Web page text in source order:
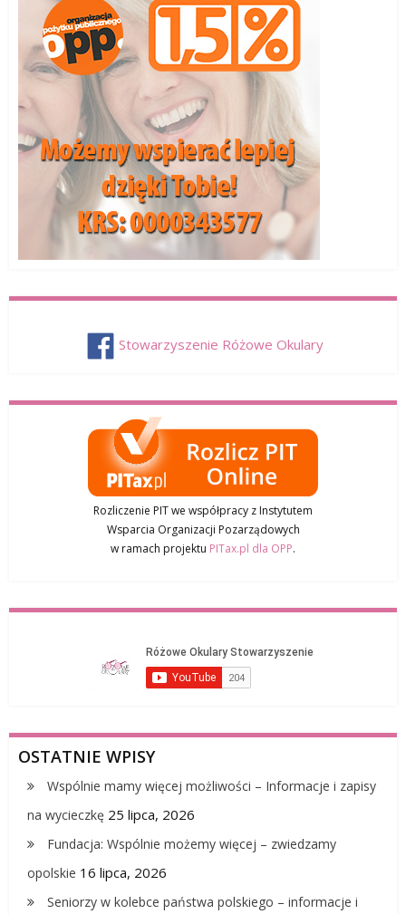
Stowarzyszenie Różowe Okulary
Rozliczenie PIT we współpracy z Instytutem
Wsparcia Organizacji Pozarządowych
w ramach projektu PITax.pl dla OPP.
OSTATNIE WPISY
Wspólnie mamy więcej możliwości – Informacje i zapisy
na wycieczkę 25 lipca, 2026
Fundacja: Wspólnie możemy więcej – zwiedzamy
opolskie 16 lipca, 2026
Seniorzy w kolebce państwa polskiego – informacje i